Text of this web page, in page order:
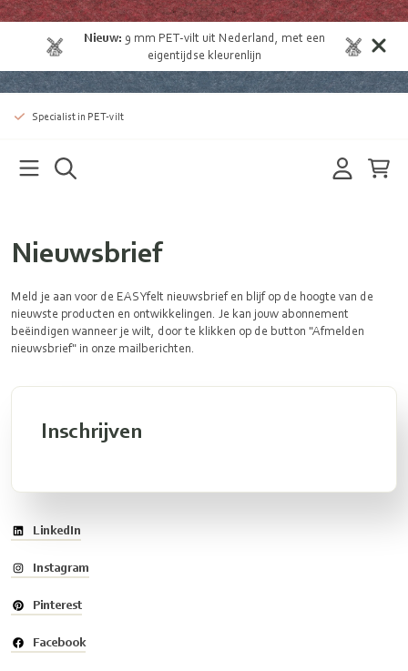
Nieuw: 9 mm PET-vilt uit Nederland , met een
eigentijdse kleurenlijn
Specialist in PET-vilt
Nieuwsbrief
Meld je aan voor de EASYfelt nieuwsbrief en blijf op de hoogte van de
nieuwste producten en ontwikkelingen. Je kan jouw abonnement
beëindigen wanneer je wilt, door te klikken op de button "Afmelden
nieuwsbrief" in onze mailberichten.
Inschrijven
LinkedIn
Instagram
Pinterest
Facebook